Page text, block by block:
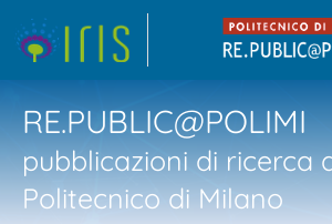
RE.PUBLIC@POLIMI
pubblicazioni di ricerca
Politecnico di Milano